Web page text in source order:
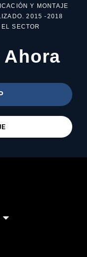
Y MONTAJE
2015 -2018
SECTOR